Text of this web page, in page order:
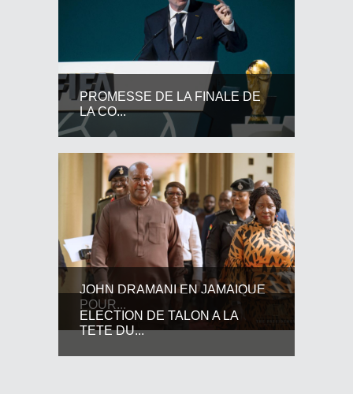
PROMESSE DE LA FINALE DE
LA CO...
JOHN DRAMANI EN JAMAIQUE
POUR...
ELECTION DE TALON A LA
TETE DU...